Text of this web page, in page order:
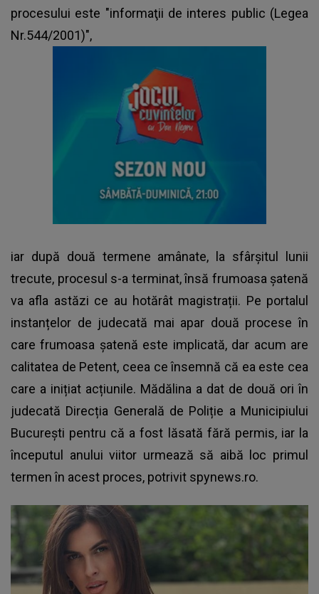
procesului este "informaţii de interes public (Legea
Nr.544/2001)",
iar după două termene amânate, la sfârșitul lunii
trecute, procesul s-a terminat, însă frumoasa șatenă
va afla astăzi ce au hotărât magistrații. Pe portalul
instanțelor de judecată mai apar două procese în
care frumoasa șatenă este implicată, dar acum are
calitatea de Petent, ceea ce însemnă că ea este cea
care a inițiat acțiunile. Mădălina a dat de două ori în
judecată Direcția Generală de Poliție a Municipiului
București pentru că a fost lăsată fără permis, iar la
începutul anului viitor urmează să aibă loc primul
termen în acest proces, potrivit spynews.ro.